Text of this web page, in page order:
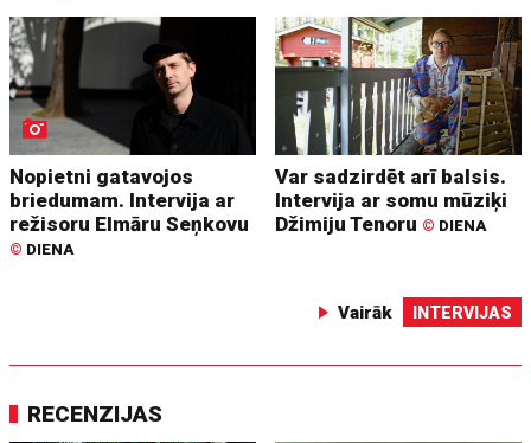
Nopietni gatavojos
briedumam. Intervija ar
režisoru Elmāru Seņkovu
© DIENA
Var sadzirdēt arī balsis.
Intervija ar somu mūziķi
Džimiju Tenoru © DIENA
Vairāk INTERVIJAS
RECENZIJAS